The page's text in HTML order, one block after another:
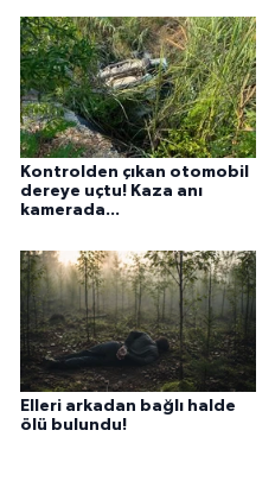
Kontrolden çıkan otomobil
dereye uçtu! Kaza anı
kamerada...
Elleri arkadan bağlı halde
ölü bulundu!